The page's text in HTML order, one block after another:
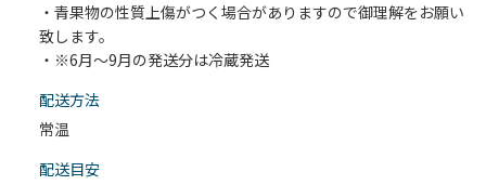
・青果物の性質上傷がつく場合がありますので御理解をお願い
致します。
・※6月～9月の発送分は冷蔵発送
配送⽅法
常温
配送目安